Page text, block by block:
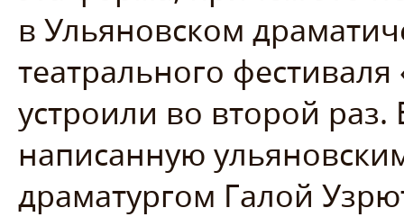
в Ульяновском
театрального
устроили во второй
написанную
драматургом Галой